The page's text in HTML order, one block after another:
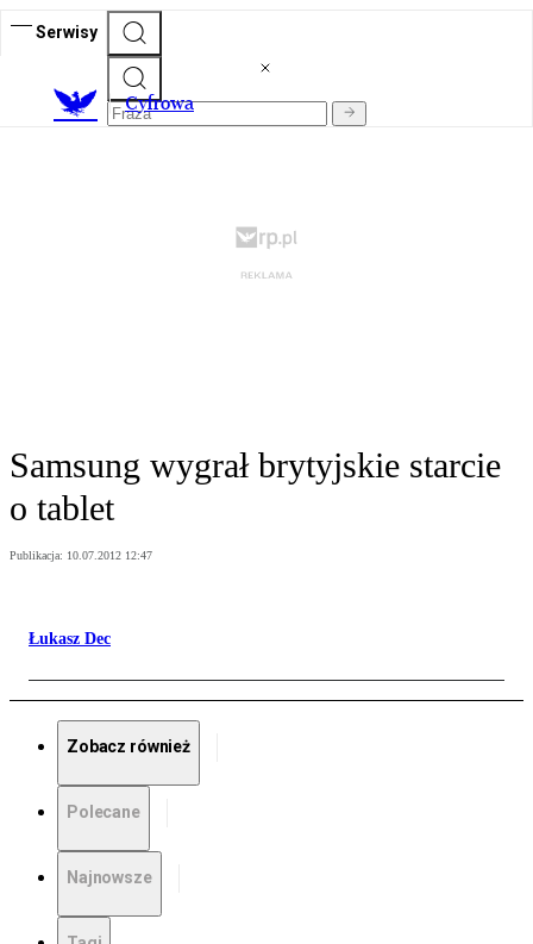
Serwisy
Cyfrowa
Samsung wygrał brytyjskie starcie
o tablet
Publikacja: 10.07.2012 12:47
Łukasz Dec
Zobacz również
Polecane
Najnowsze